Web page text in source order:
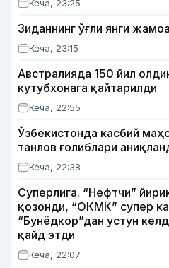
Кеча, 23:25
Зиданнинг ўғли янги
Кеча, 23:15
Австралияда 150 йил
кутубхонага қайтарилди
Кеча, 22:55
Ўзбекистонда касбий
танлов ғолиблари
Кеча, 22:38
Суперлига. “Нефтчи”
қозонди, “ОКМК” супер
“Бунёдкор”дан устун
қайд этди
Кеча, 22:07